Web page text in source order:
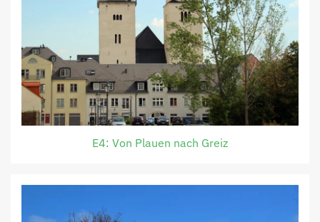
E4: Von Plauen nach Greiz